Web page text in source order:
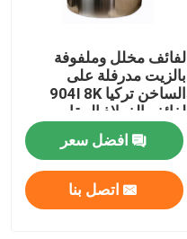
لفائف مخلل وملفوفة
بالزيت مدرفلة على
الساخن تركيا 904l 8K
لفائف الفولاذ المقاوم
للصدأ المصقول 430 Ss
لفائف 202
افضل سعر
اتصل بنا